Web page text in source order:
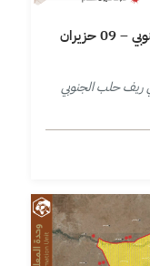
مواقع النفوذ والسيطرة – ريف حلب الجنوبي – 09 حزيران
ريف حلب الجنوبي